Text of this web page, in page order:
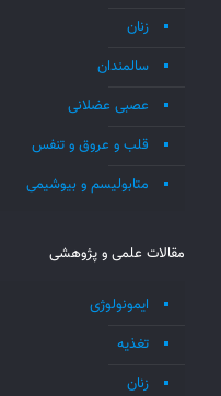
زنان
سالمندان
عصبی عضلانی
قلب و عروق و تنفس
متابولیسم و بیوشیمی
مقالات علمی و پژوهشی
ایمونولوژی
تغذیه
زنان